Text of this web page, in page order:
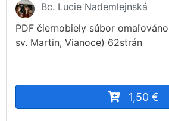
Bc. Lucie Nademlejnská
PDF čiernobiely súbor
sv. Martin, Vianoce) 62strán
1,50 €